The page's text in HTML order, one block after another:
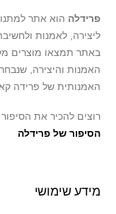
פרידלה הוא אתר
ליצירה, לאמנות
באתר תמצאו מוצרים
האמנות והיצירה,
האמנותית של פרידה
רוצים להכיר את
הסיפור של פרידלה
מידע שימושי